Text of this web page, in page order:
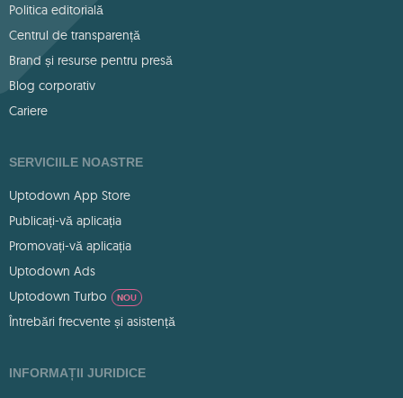
Politica editorială
Centrul de transparență
Brand și resurse pentru presă
Blog corporativ
Cariere
SERVICIILE NOASTRE
Uptodown App Store
Publicați-vă aplicația
Promovați-vă aplicația
Uptodown Ads
Uptodown Turbo
NOU
Întrebări frecvente și asistență
INFORMAȚII JURIDICE